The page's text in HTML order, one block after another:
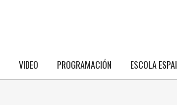
VIDEO PROGRAMACIÓN ESCOLA ESPAI